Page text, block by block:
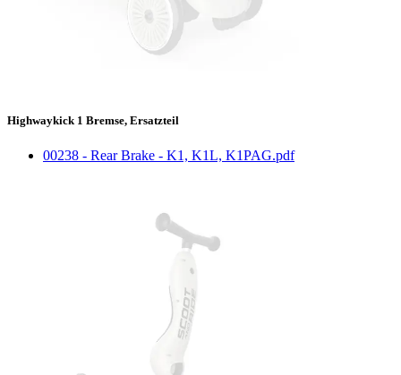
Highwaykick 1 Bremse, Ersatzteil
00238 - Rear Brake - K1, K1L, K1PAG.pdf